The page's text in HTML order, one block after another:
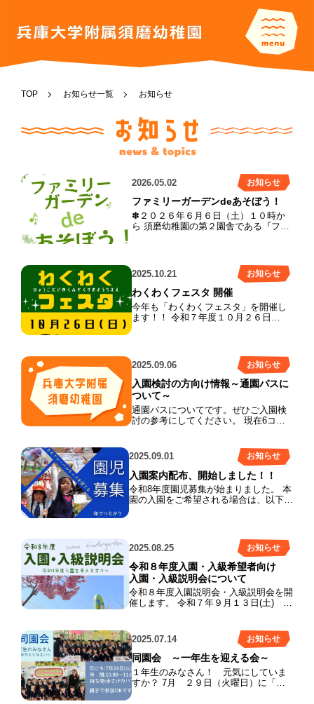
TOP お知らせ一覧 お知らせ
2026.05.02 お知らせ
ファミリーガーデンdeあそぼう！
✽２０２６年６月６日（土）１０時か
ら 須磨幼稚園の第２園舎である『ファ
となっております。ぜひ遊びに来てく
ださい
https://forms.gle/YUGtn8uFS7fndaRr8
お申し込みはこちらからお願いしま
す！！たくさんのご応募お待ちしてお
ります★
2025.10.21 お知らせ
わくわくフェスタ 開催
今年も「わくわくフェスタ」を開催し
ます！！ 令和７年度１０月２６日
（日）
味しい食べ物、みかんの詰め放題や靴
の販売など・・・様々なコーナーを企
画しています！！制服や体操服のリサ
イクル販売もあります
ト購入や現金販売にて楽しめます★ど
なたでもご参加OK！！たくさんの方の
ご来園お待ちしております
2025.09.06 お知らせ
入園検討の方向け情報～通園バスに
ついて～
通園バスについてです。ぜひご入園検
討の参考にしてください。 現在6コー
～高丸～垂水駅方面 ③須磨区南町～須
磨海浜公園駅～鷹取駅～だいち小学校
方面 ④若宮小学校～外浜町～駒ヶ林方
面 ⑤板宿～蓮池小学校～新長田駅～兵
庫駅～マルハチ柳原店方面 ⑥須磨駅～
須磨浦通り～高倉町～千守町方面 今年
バスの利用はアプリにて申し込みがで
ます。個別相談の上決定しますので、
お気軽にご相談ください。
2025.09.01 お知らせ
入園案内配布、開始しました！！
令和8年度園児募集が始まりました。 本
園の入園をご希望される場合は、以下の
からです。 説明会申し込み下記URLか
ら！
https://forms.gle/bKrWSKv1mRvcNq7x6
令和8年度 日本語クラス 募集要項日
本語クラス 令和８年度 イマージョン
募集要項イマージョン 令和8年度 さく
らんぼ募集要項さくらんぼ組
2025.08.25 お知らせ
令和８年度入園・入級希望者向け
入園・入級説明会について
令和８年度入園説明会・入級説明会を開
催します。 令和７年９月１３日(土)
さくらんぼ組(2歳児)向けの内容 ＜場
所＞兵庫大学附属須磨幼稚園（本園）
遊戯室 ◎以下の登録フォームよりお申
し込みをお願い致します。
https://forms.gle/bKrWSKv1mRvcNq7x6
入園願書は９月１日(月)より配布を行い
ます。 ご希望の方は園まで直接お越し
2025.07.14 お知らせ
同園会 ～一年生を迎える会～
１年生のみなさん！ 元気にしていま
すか？ 7月 ２９日（火曜日）に「同
園会」をします。卒園アルバムが、完